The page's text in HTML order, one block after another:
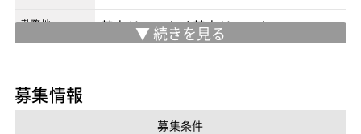
勤務地 基本リモート/基本リモート
※実際の勤務地は応募時にご確認下さい
商流 2次請け
募集情報
募集条件